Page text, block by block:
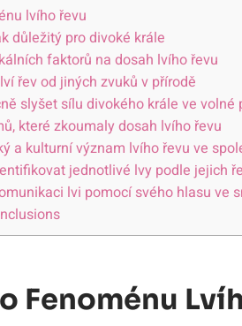
lvího řevu
důležitý pro divoké krále
faktorů na dosah lvího řevu
řev od jiných zvuků v přírodě
slyšet sílu divokého krále ve volné
které zkoumaly dosah lvího řevu
a kulturní význam lvího řevu ve
jednotlivé lvy podle jejich
lvi pomocí svého hlasu ve
Fenoménu